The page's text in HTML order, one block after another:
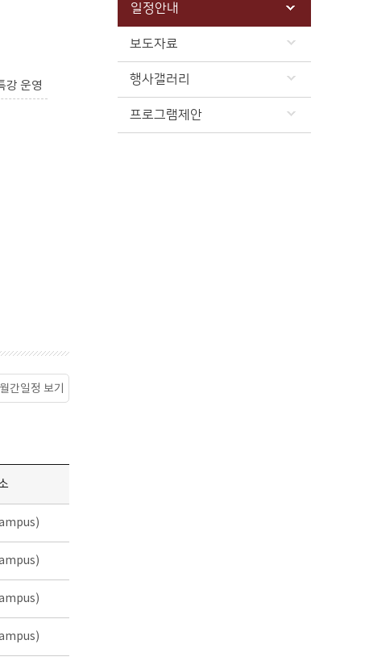
일정안내
보도자료
행사갤러리
프로그램제안
강 운영
월간일정 보기